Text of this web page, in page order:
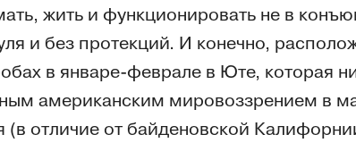
жить и функционировать не в
и без протекций. И конечно,
в январе-феврале в Юте, которая
американским мировоззрением в
(в отличие от байденовской